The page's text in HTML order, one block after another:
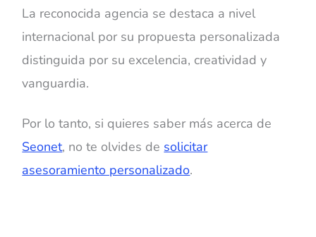
La reconocida agencia se destaca a nivel
internacional por su propuesta personalizada
distinguida por su excelencia, creatividad y
vanguardia.
Por lo tanto, si quieres saber más acerca de
Seonet, no te olvides de solicitar
asesoramiento personalizado.